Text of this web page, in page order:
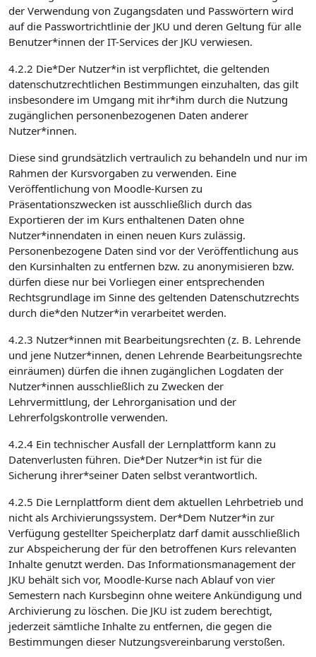
der Verwendung von Zugangsdaten und Passwörtern wird
auf die Passwortrichtlinie der JKU und deren Geltung für alle
Benutzer*innen der IT-Services der JKU verwiesen.
4.2.2 Die*Der Nutzer*in ist verpflichtet, die geltenden
datenschutzrechtlichen Bestimmungen einzuhalten, das gilt
insbesondere im Umgang mit ihr*ihm durch die Nutzung
zugänglichen personenbezogenen Daten anderer
Nutzer*innen.
Diese sind grundsätzlich vertraulich zu behandeln und nur im
Rahmen der Kursvorgaben zu verwenden. Eine
Veröffentlichung von Moodle-Kursen zu
Präsentationszwecken ist ausschließlich durch das
Exportieren der im Kurs enthaltenen Daten ohne
Nutzer*innendaten in einen neuen Kurs zulässig.
Personenbezogene Daten sind vor der Veröffentlichung aus
den Kursinhalten zu entfernen bzw. zu anonymisieren bzw.
dürfen diese nur bei Vorliegen einer entsprechenden
Rechtsgrundlage im Sinne des geltenden Datenschutzrechts
durch die*den Nutzer*in verarbeitet werden.
4.2.3 Nutzer*innen mit Bearbeitungsrechten (z. B. Lehrende
und jene Nutzer*innen, denen Lehrende Bearbeitungsrechte
einräumen) dürfen die ihnen zugänglichen Logdaten der
Nutzer*innen ausschließlich zu Zwecken der
Lehrvermittlung, der Lehrorganisation und der
Lehrerfolgskontrolle verwenden.
4.2.4 Ein technischer Ausfall der Lernplattform kann zu
Datenverlusten führen. Die*Der Nutzer*in ist für die
Sicherung ihrer*seiner Daten selbst verantwortlich.
4.2.5 Die Lernplattform dient dem aktuellen Lehrbetrieb und
nicht als Archivierungssystem. Der*Dem Nutzer*in zur
Verfügung gestellter Speicherplatz darf damit ausschließlich
zur Abspeicherung der für den betroffenen Kurs relevanten
Inhalte genutzt werden. Das Informationsmanagement der
JKU behält sich vor, Moodle-Kurse nach Ablauf von vier
Semestern nach Kursbeginn ohne weitere Ankündigung und
Archivierung zu löschen. Die JKU ist zudem berechtigt,
jederzeit sämtliche Inhalte zu entfernen, die gegen die
Bestimmungen dieser Nutzungsvereinbarung verstoßen.